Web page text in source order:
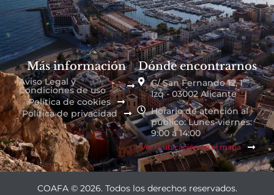
Más información
Aviso Legal y
Condiciones de uso
Política de cookies
Política de privacidad
Dónde encontrarnos
C/ San Fernando 12, 1º
Izq - 03002 Alicante
Horario de atención al
público: Lunes-viernes:
9:00 a 14:00
Ver la ubicación en el mapa
COAFA © 2026. Todos los derechos reservados.